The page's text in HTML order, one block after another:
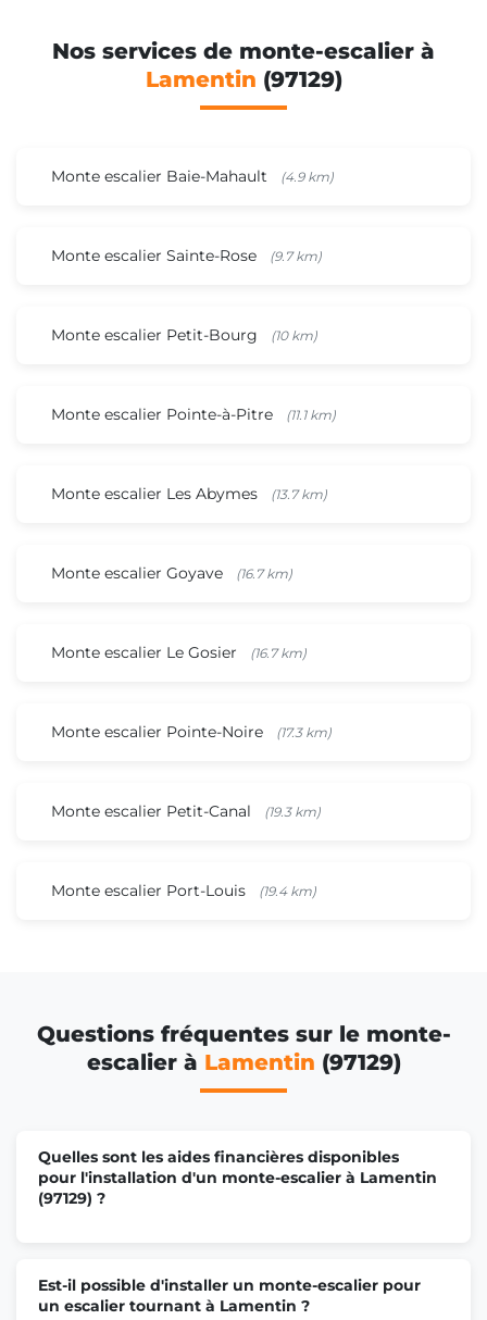
Nos services de monte-escalier à
Lamentin (97129)
Monte escalier Baie-Mahault (4.9 km)
Monte escalier Sainte-Rose (9.7 km)
Monte escalier Petit-Bourg (10 km)
Monte escalier Pointe-à-Pitre (11.1 km)
Monte escalier Les Abymes (13.7 km)
Monte escalier Goyave (16.7 km)
Monte escalier Le Gosier (16.7 km)
Monte escalier Pointe-Noire (17.3 km)
Monte escalier Petit-Canal (19.3 km)
Monte escalier Port-Louis (19.4 km)
Questions fréquentes sur le monte-
escalier à Lamentin (97129)
Quelles sont les aides financières disponibles
pour l'installation d'un monte-escalier à Lamentin
(97129) ?
Est-il possible d'installer un monte-escalier pour
un escalier tournant à Lamentin ?